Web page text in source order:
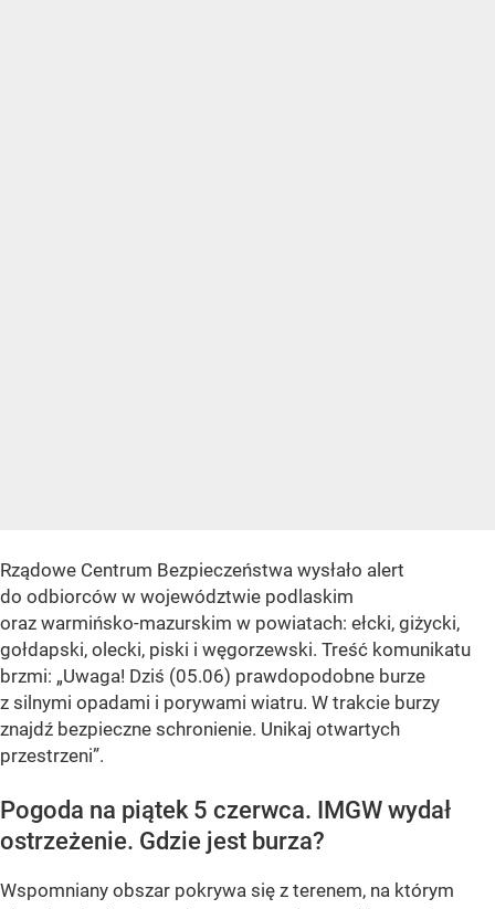
Rządowe Centrum Bezpieczeństwa wysłało alert
do odbiorców w województwie podlaskim
oraz warmińsko-mazurskim w powiatach: ełcki, giżycki,
gołdapski, olecki, piski i węgorzewski. Treść komunikatu
brzmi: „Uwaga! Dziś (05.06) prawdopodobne burze
z silnymi opadami i porywami wiatru. W trakcie burzy
znajdź bezpieczne schronienie. Unikaj otwartych
przestrzeni”.
Pogoda na piątek 5 czerwca. IMGW wydał
ostrzeżenie. Gdzie jest burza?
Wspomniany obszar pokrywa się z terenem, na którym